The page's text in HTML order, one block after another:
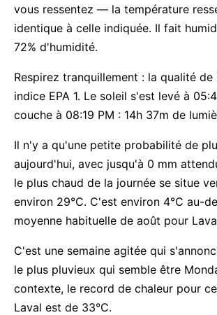
vous ressentez — la température
identique à celle indiquée. Il fait
72% d'humidité.
Respirez tranquillement : la qualité
indice EPA 1. Le soleil s'est levé à
couche à 08:19 PM : 14h 37m de
Il n'y a qu'une petite probabilité de
aujourd'hui, avec jusqu'à 0 mm
le plus chaud de la journée se situe
environ 29°C. C'est environ 4°C au-
moyenne habituelle de août pour
C'est une semaine agitée qui
le plus pluvieux qui semble être
contexte, le record de chaleur pour
Laval est de 33°C.